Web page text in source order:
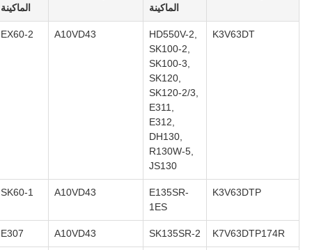
الماكينة
الماكينة
K3V63DT
HD550V-2,
SK100-2,
SK100-3,
SK120,
SK120-2/3,
E311,
E312,
DH130,
R130W-5,
JS130
A10VD43
EX60-2
K3V63DTP
E135SR-
1ES
A10VD43
SK60-1
K7V63DTP174R
SK135SR-2
A10VD43
E307